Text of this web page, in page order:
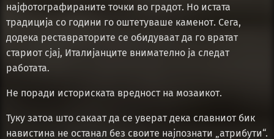
најфотографираните точки во градот. Но истата
традиција со години го оштетуваше каменот. Сега,
додека реставраторите се обидуваат да го вратат
стариот сјај, Италијанците внимателно ја следат
работата.
Не поради историската вредност на мозаикот.
Туку затоа што сакаат да се уверат дека славниот бик
навистина не останал без своите најпознати „атрибути“.